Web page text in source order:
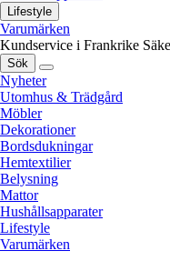
Lifestyle
Varumärken
Kundservice i Frankrike
Sök
Nyheter
Utomhus & Trädgård
Möbler
Dekorationer
Bordsdukningar
Hemtextilier
Belysning
Mattor
Hushållsapparater
Lifestyle
Varumärken